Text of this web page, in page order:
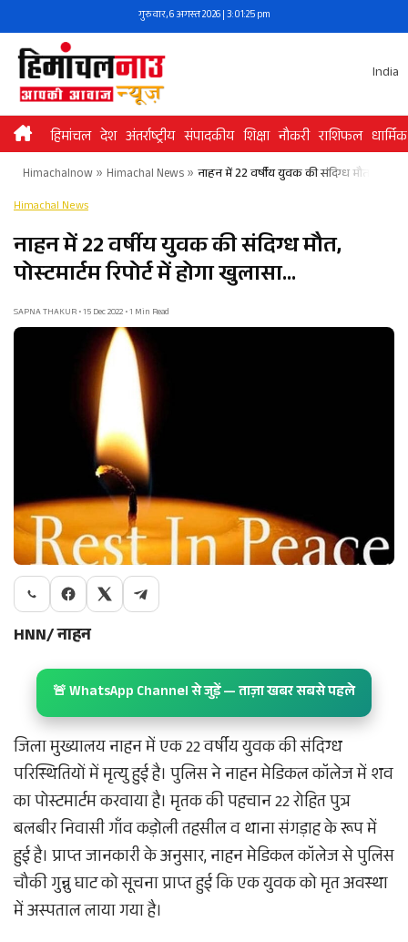
to
content
गुरुवार, 6 अगस्त 2026 | 3:01:25 pm
India
हिमांचल देश अंतर्राष्ट्रीय संपादकीय शिक्षा नौकरी राशिफल धार्मिक
Himachalnow» Himachal News» नाहन में 22 वर्षीय युवक की संदिग्ध मौत,
Himachal News
नाहन में 22 वर्षीय युवक की संदिग्ध मौत,
पोस्टमार्टम रिपोर्ट में होगा खुलासा…
SAPNA THAKUR • 15 Dec 2022 • 1 Min Read
HNN/ नाहन
🚨 WhatsApp Channel से जुड़ें — ताज़ा खबर सबसे पहले
जिला मुख्यालय नाहन में एक 22 वर्षीय युवक की संदिग्ध
परिस्थितियों में मृत्यु हुई है। पुलिस ने नाहन मेडिकल कॉलेज में शव
का पोस्टमार्टम करवाया है। मृतक की पहचान 22 रोहित पुत्र
बलबीर निवासी गाँव कड़ोली तहसील व थाना संगड़ाह के रूप में
हुई है। प्राप्त जानकारी के अनुसार, नाहन मेडिकल कॉलेज से पुलिस
चौकी गुन्नु घाट को सूचना प्राप्त हुई कि एक युवक को मृत अवस्था
में अस्पताल लाया गया है।